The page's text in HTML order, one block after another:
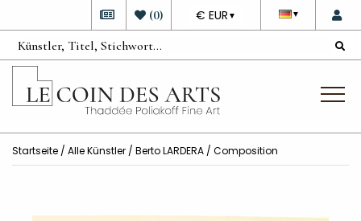
▼
DEVISE
€ EUR ▼
(0)
Startseite / Alle Künstler / Berto LARDERA / Composition